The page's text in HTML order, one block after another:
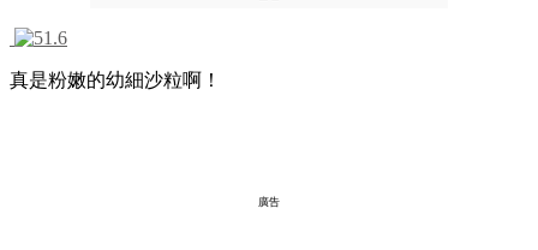
真是粉嫩的幼細沙粒啊！
廣告